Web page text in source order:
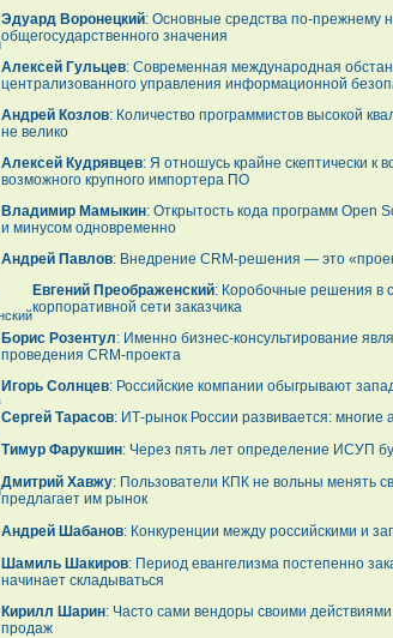
Эдуард Воронецкий: Основные средства по-прежнему
общегосударственного значения
Алексей Гульцев: Современная международная
централизованного управления информационной
Андрей Козлов: Количество программистов высокой
не велико
Алексей Кудрявцев: Я отношусь крайне скептически к
возможного крупного импортера ПО
Владимир Мамыкин: Открытость кода программ Open
и минусом одновременно
Андрей Павлов: Внедрение CRM-решения — это
Евгений Преображенский: Коробочные решения в
корпоративной сети заказчика
Борис Розентул: Именно бизнес-консультирование
проведения CRM-проекта
Игорь Солнцев: Российские компании обыгрывают
Сергей Тарасов: ИТ-рынок России развивается: многие
Тимур Фарукшин: Через пять лет определение ИСУП
Дмитрий Хавжу: Пользователи КПК не вольны менять
предлагает им рынок
Андрей Шабанов: Конкуренции между российскими и
Шамиль Шакиров: Период евангелизма постепенно
начинает складываться
Кирилл Шарин: Часто сами вендоры своими
продаж